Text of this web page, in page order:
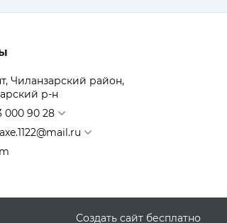
Чиланзарский район,
р-н
000 90 28
Создать cайт бесплатно